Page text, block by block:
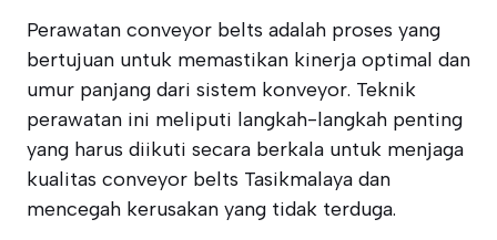
Perawatan conveyor belts adalah proses yang
bertujuan untuk memastikan kinerja optimal dan
umur panjang dari sistem konveyor. Teknik
perawatan ini meliputi langkah-langkah penting
yang harus diikuti secara berkala untuk menjaga
kualitas conveyor belts Tasikmalaya dan
mencegah kerusakan yang tidak terduga.